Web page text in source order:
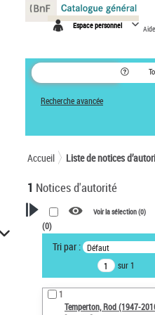
Espace personnel Aide
Recherche avancée
Accueil Liste de notices
1 Notices d'autorité
VOTRE RECHERCHE
Recherche avancée dans
notices d’autorité
Œuvres liées à l'auteur :
Temperton, Rod (1947-
Voir la sélection (0)
(0)
Tri par : Défaut
sur 1
1
Temperton, Rod (1947-
Panneau de gestion des cookies